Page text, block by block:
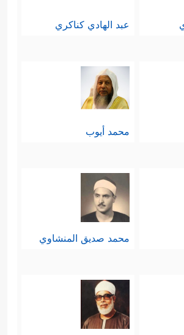
عبد الهادي كناكري
محمد أيوب
محمد صديق المنشاوي